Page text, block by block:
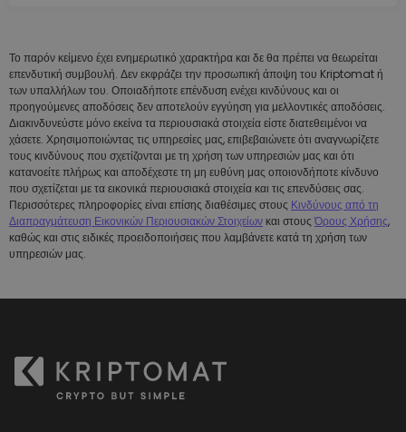
Το παρόν κείμενο έχει ενημερωτικό χαρακτήρα και δε θα πρέπει να θεωρείται
επενδυτική συμβουλή. Δεν εκφράζει την προσωπική άποψη του Kriptomat ή
των υπαλλήλων του. Οποιαδήποτε επένδυση ενέχει κινδύνους και οι
προηγούμενες αποδόσεις δεν αποτελούν εγγύηση για μελλοντικές αποδόσεις.
Διακινδυνεύστε μόνο εκείνα τα περιουσιακά στοιχεία είστε διατεθειμένοι να
χάσετε. Χρησιμοποιώντας τις υπηρεσίες μας, επιβεβαιώνετε ότι αναγνωρίζετε
τους κινδύνους που σχετίζονται με τη χρήση των υπηρεσιών μας και ότι
κατανοείτε πλήρως και αποδέχεστε τη μη ευθύνη μας οποιονδήποτε κίνδυνο
που σχετίζεται με τα εικονικά περιουσιακά στοιχεία και τις επενδύσεις σας.
Περισσότερες πληροφορίες είναι επίσης διαθέσιμες στους Κινδύνους από τη
Διαπραγμάτευση Εικονικών Περιουσιακών Στοιχείων και στουςΌρους Χρήσης,
καθώς και στις ειδικές προειδοποιήσεις που λαμβάνετε κατά τη χρήση των
υπηρεσιών μας.